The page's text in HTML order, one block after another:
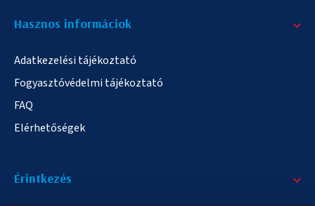
Hasznos informáciok
Adatkezelési tájékoztató
Fogyasztóvédelmi tájékoztató
FAQ
Elérhetőségek
Érintkezés